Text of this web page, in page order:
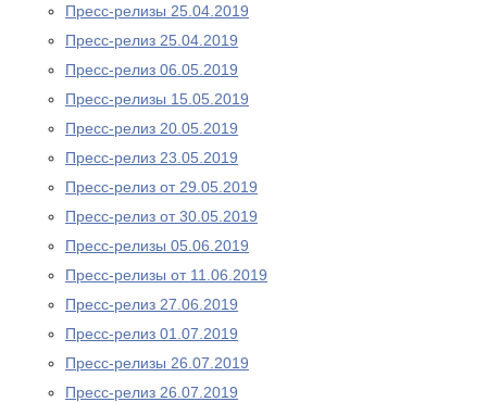
Пресс-релизы 25.04.2019
Пресс-релиз 25.04.2019
Пресс-релиз 06.05.2019
Пресс-релизы 15.05.2019
Пресс-релиз 20.05.2019
Пресс-релиз 23.05.2019
Пресс-релиз от 29.05.2019
Пресс-релиз от 30.05.2019
Пресс-релизы 05.06.2019
Пресс-релизы от 11.06.2019
Пресс-релиз 27.06.2019
Пресс-релиз 01.07.2019
Пресс-релизы 26.07.2019
Пресс-релиз 26.07.2019